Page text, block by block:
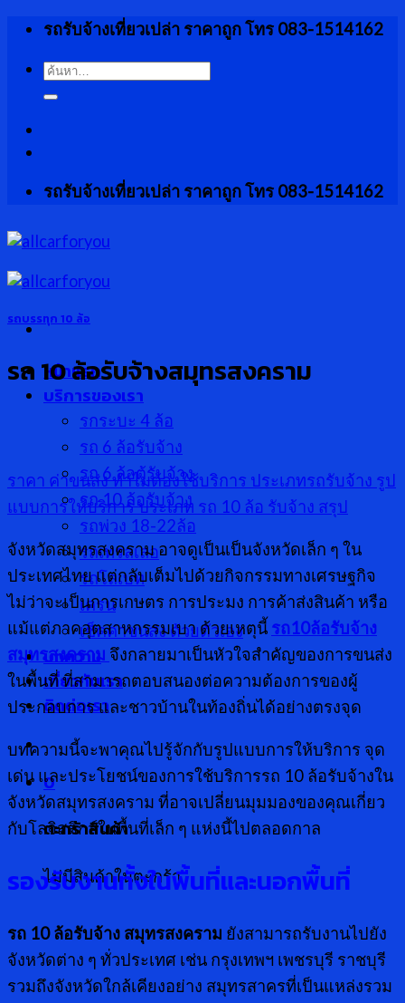
Skip
content
รถรับจ้างเที่ยวเปล่า ราคาถูก โทร 083-1514162
ค้นหา:
รถรับจ้างเที่ยวเปล่า ราคาถูก โทร 083-1514162
หน้าแรก
บริการของเรา
รกระบะ 4 ล้อ
รถ 6 ล้อรับจ้าง
รถ 6 ล้อตู้รับจ้าง
รถ 10 ล้อรับจ้าง
รถพ่วง 18-22ล้อ
รถเทรลเลอ
รถโลเบท
เครน
เช็คค่าขนส่ง ด้วยตัวเอง
บทความ
เกี่ยวกับเรา
ติดต่อเรา
0
ตะกร้าสินค้า
ไม่มีสินค้าในตะกร้า
รถบรรทุก 10 ล้อ
รถ 10 ล้อรับจ้างสมุทรสงคราม
ราคา ค่าขนส่งทำไมต้องใช้บริการ ประเภทรถรับจ้าง รูป
แบบการให้บริการประเภท รถ 10 ล้อ รับจ้าง สรุป
จังหวัดสมุทรสงคราม อาจดูเป็นเป็นจังหวัดเล็ก ๆ ใน
ประเทศไทย แต่กลับเต็มไปด้วยกิจกรรมทางเศรษฐกิจ
ไม่ว่าจะเป็นการเกษตร การประมง การค้าส่งสินค้า หรือ
แม้แต่ภาคอุตสาหกรรมเบา ด้วยเหตุนี้ รถ10ล้อรับจ้าง
สมุทรสงคราม จึงกลายมาเป็นหัวใจสำคัญของการขนส่ง
ในพื้นที่ ที่สามารถตอบสนองต่อความต้องการของผู้
ประกอบการ และชาวบ้านในท้องถิ่นได้อย่างตรงจุด
บทความนี้จะพาคุณไปรู้จักกับรูปแบบการให้บริการ จุด
เด่น และประโยชน์ของการใช้บริการรถ 10 ล้อรับจ้างใน
จังหวัดสมุทรสงคราม ที่อาจเปลี่ยนมุมมองของคุณเกี่ยว
กับโลจิสติกส์ในพื้นที่เล็ก ๆ แห่งนี้ไปตลอดกาล
รองรับงานทั้งในพื้นที่และนอกพื้นที่
รถ 10 ล้อรับจ้าง สมุทรสงคราม ยังสามารถรับงานไปยัง
จังหวัดต่าง ๆ ทั่วประเทศ เช่น กรุงเทพฯ เพชรบุรี ราชบุรี
รวมถึงจังหวัดใกล้เคียงอย่าง สมุทรสาครที่เป็นแหล่งรวม